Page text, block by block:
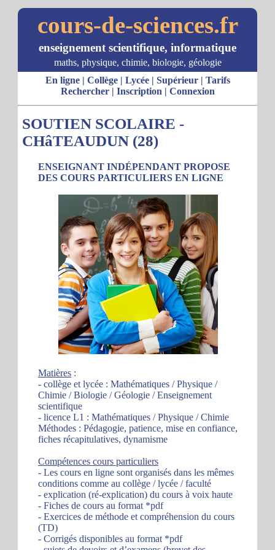
cours-de-sciences.fr
enseignement scientifique, informatique
maths, physique, chimie, biologie, géologie
En ligne| Collège| Lycée| Supérieur| Tarifs
Rechercher| Inscription | Connexion
SOUTIEN SCOLAIRE -
CHâTEAUDUN (28)
ENSEIGNANT INDÉPENDANT PROPOSE
DES COURS PARTICULIERS EN LIGNE
Matières :
- collège et lycée : Mathématiques / Physique /
Chimie / Biologie / Géologie / Enseignement
scientifique
- licence L1 : Mathématiques / Physique / Chimie
Méthodes : Pédagogie, patience, mise en confiance,
fiches récapitulatives, dynamisme
Compétences cours particuliers
- Les cours en ligne sont organisés dans les mêmes
conditions comme au collège / lycée / faculté
- explication (ré-explication) du cours à voix haute
- Fiches de cours au format *pdf
- Exercices de méthode et compréhension du cours
(TD)
- Corrigés disponibles au format *pdf